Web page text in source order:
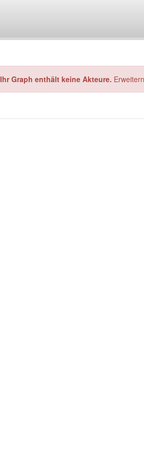
Ihr Graph enthält keine Akteure.